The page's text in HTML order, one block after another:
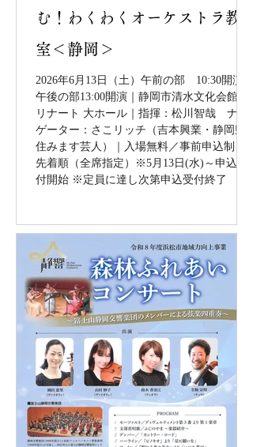
む！わくわくオーケストラ教
室＜静岡＞
2026年6月13日（土）午前の部 10:30開演／
午後の部13:00開演｜静岡市清水文化会館マ
リナート 大ホール｜指揮：松川智哉 ナビ
ゲーター：さこリッチ（吉本興業・静岡県
住みます芸人）｜入場無料／事前申込制・
先着順（全席指定）※5月13日(水)～申込受
付開始 ※定員に達し次第申込受付終了